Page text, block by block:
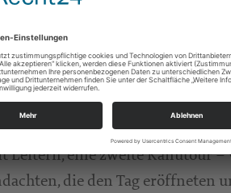
wenn Gott nicht
Traum: „Versündige dich ja
sich aus, statt sich die Köpfe
enden erregte Treffen eben
Gottes Maßstäbe beachten
Leitern, eine zweite Kanutour
die den Tag eröffneten